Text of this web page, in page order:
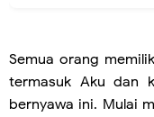
Semua orang
termasuk Aku dan
bernyawa ini. Mulai